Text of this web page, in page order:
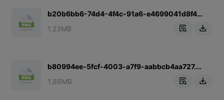
b20b6bb6-74d4-4f4c-91a6-e4699041d8f4.png
1.23MB
 
b80994ee-5fcf-4003-a7f9-aabbcb4aa727.png
1.86MB
 